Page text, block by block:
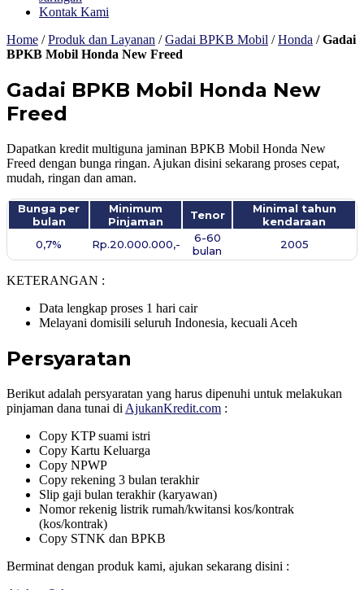
Kontak Kami
Home /Produk dan Layanan /Gadai BPKB Mobil /Honda /Gadai
BPKB Mobil Honda New Freed
Gadai BPKB Mobil Honda New
Freed
Dapatkan kredit multiguna jaminan BPKB Mobil Honda New
Freed dengan bunga ringan. Ajukan disini sekarang proses cepat,
mudah, ringan dan aman.
Bunga per
bulan
Minimum
Pinjaman
Tenor
Minimal tahun
kendaraan
0,7%
Rp.20.000.000,-
6-60
bulan
2005
KETERANGAN :
Data lengkap proses 1 hari cair
Melayani domisili seluruh Indonesia, kecuali Aceh
Persyaratan
Berikut adalah persyaratan yang harus dipenuhi untuk melakukan
pinjaman dana tunai di AjukanKredit.com :
Copy KTP suami istri
Copy Kartu Keluarga
Copy NPWP
Copy rekening 3 bulan terakhir
Slip gaji bulan terakhir (karyawan)
Nomor rekenig listrik rumah/kwitansi kos/kontrak
(kos/kontrak)
Copy STNK dan BPKB
Berminat dengan produk kami, ajukan sekarang disini :